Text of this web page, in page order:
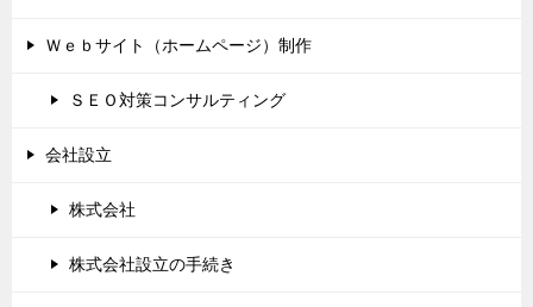
Ｗｅｂサイト（ホームページ）制作
ＳＥＯ対策コンサルティング
会社設立
株式会社
株式会社設立の手続き